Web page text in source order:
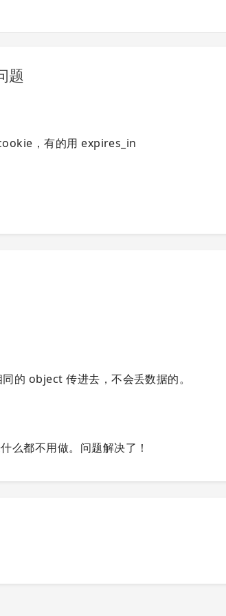
题
，有的用 expires_in
的 object 传进去，不会丢数据的。
么都不用做。问题解决了！